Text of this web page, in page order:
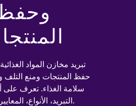
تبريد مخازن المواد
حفظ المنتجات ومنع التلف
سلامة الغذاء. تعرف على
التبريد، الأنواع، المعايير العالمية.